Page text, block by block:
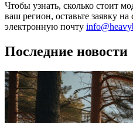
Чтобы узнать, сколько стоит
ваш регион, оставьте заявку
электронную почту
Последние новости